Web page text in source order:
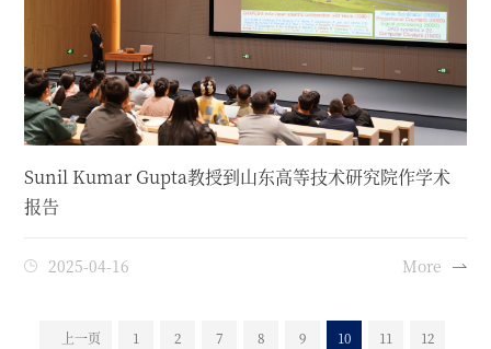
Sunil Kumar Gupta教授到山东高等技术研究院作学术
报告
2025-04-16 More
上一页 1 2 7 8 9 10 11 12